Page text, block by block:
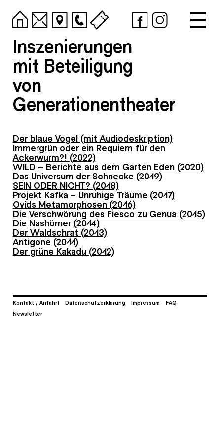
Inszenierungen
mit Beteiligung
von
Generationentheater
Der blaue Vogel (mit Audiodeskription)
Immergrün oder ein Requiem für den
Ackerwurm?! (2022)
WILD – Berichte aus dem Garten Eden (2020)
Das Universum der Schnecke (2019)
SEIN ODER NICHT? (2018)
Projekt Kafka – Unruhige Träume (2017)
Ovids Metamorphosen (2016)
Die Verschwörung des Fiesco zu Genua (2015)
Die Nashörner (2014)
Der Waldschrat (2013)
Antigone (2011)
Der grüne Kakadu (2012)
Kontakt / Anfahrt Datenschutzerklärung Impressum
FAQ
Newsletter